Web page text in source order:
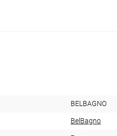
BELBAGNO
BelBagno